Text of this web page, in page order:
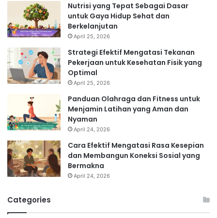
Nutrisi yang Tepat Sebagai Dasar
untuk Gaya Hidup Sehat dan
Berkelanjutan
April 25, 2026
Strategi Efektif Mengatasi Tekanan
Pekerjaan untuk Kesehatan Fisik yang
Optimal
April 25, 2026
Panduan Olahraga dan Fitness untuk
Menjamin Latihan yang Aman dan
Nyaman
April 24, 2026
Cara Efektif Mengatasi Rasa Kesepian
dan Membangun Koneksi Sosial yang
Bermakna
April 24, 2026
Categories